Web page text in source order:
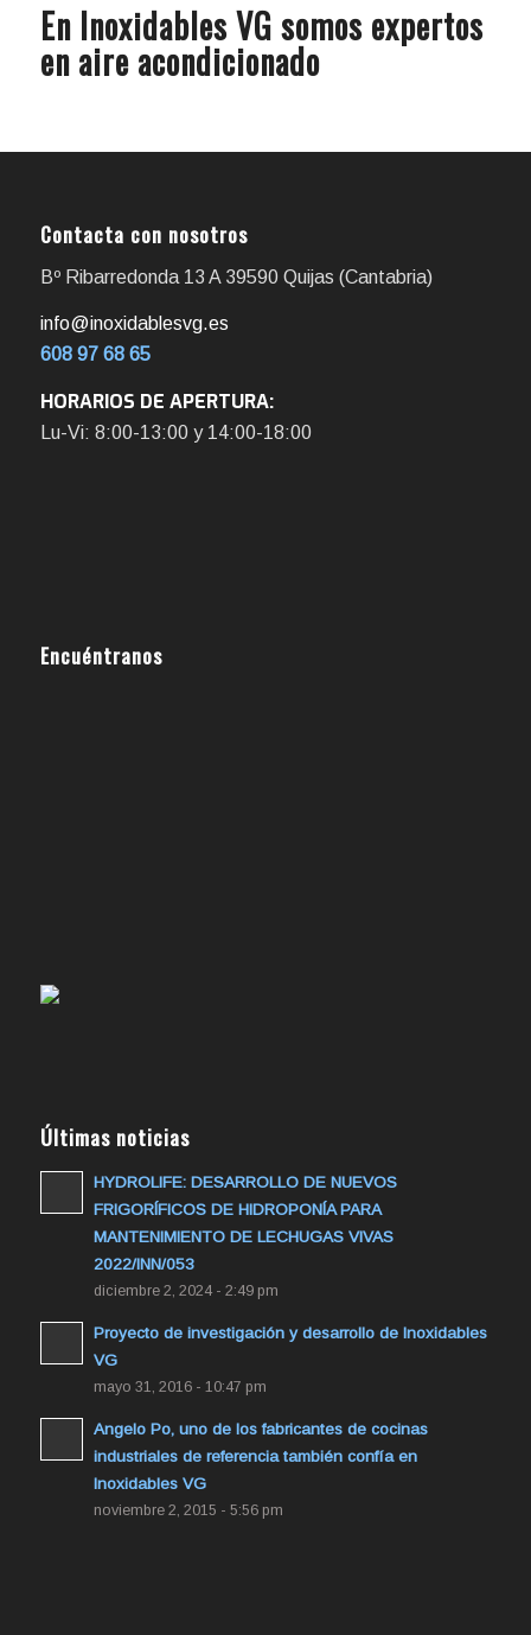
En Inoxidables VG somos expertos
en aire acondicionado
Contacta con nosotros
Bº Ribarredonda 13 A 39590 Quijas (Cantabria)
info@inoxidablesvg.es
608 97 68 65
HORARIOS DE APERTURA:
Lu-Vi: 8:00-13:00 y 14:00-18:00
Encuéntranos
Últimas noticias
HYDROLIFE: DESARROLLO DE NUEVOS
FRIGORÍFICOS DE HIDROPONÍA PARA
MANTENIMIENTO DE LECHUGAS VIVAS
2022/INN/053
diciembre 2, 2024 - 2:49 pm
Proyecto de investigación y desarrollo de Inoxidables
VG
mayo 31, 2016 - 10:47 pm
Angelo Po, uno de los fabricantes de cocinas
industriales de referencia también confía en
Inoxidables VG
noviembre 2, 2015 - 5:56 pm